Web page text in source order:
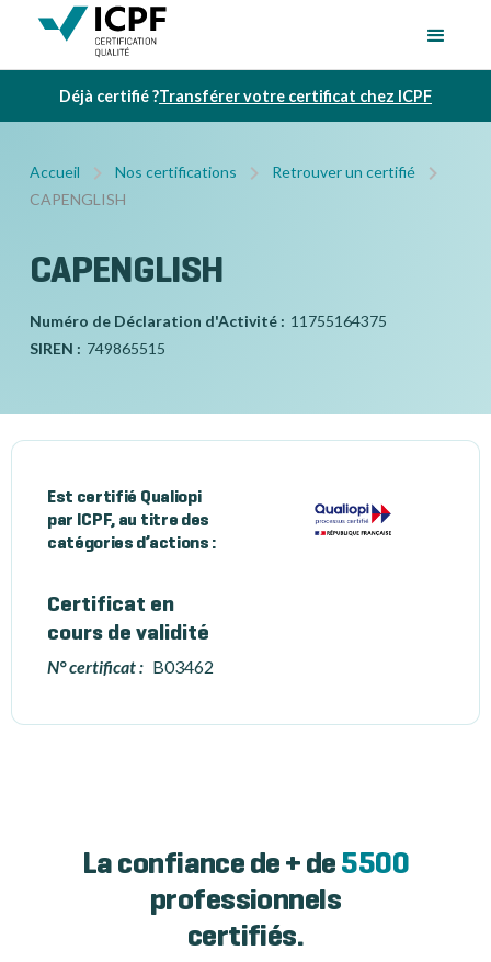
Déjà certifié ?Transférer votre certificat chez ICPF
Accueil Nos certifications
Retrouver un certifié
CAPENGLISH
CAPENGLISH
Numéro de Déclaration d'Activité : 11755164375
SIREN : 749865515
Est certifié Qualiopi
par ICPF, au titre des
catégories d’actions :
Certificat en
cours de validité
N° certificat : B03462
La confiance de + de 5500
professionnels
certifiés.